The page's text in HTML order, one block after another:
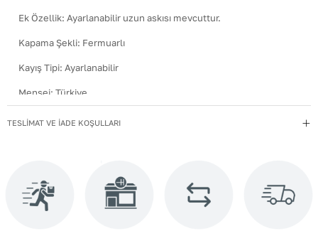
Ek Özellik: Ayarlanabilir uzun askısı mevcuttur.
Kapama Şekli: Fermuarlı
Kayış Tipi: Ayarlanabilir
Menşei: Türkiye
EnxBoyxDerinlik
Yıkama Talimatı
Çanta ve Aksesuarları hafif nemli bir bezle silin.
Kimyasal temizleyiciler kullanmayın. Temizlik sonrası doğrudan
güneşe maruz bırakmadan, oda sıcaklığında kurutun. Nemden
TESLİMAT VE İADE KOŞULLARI